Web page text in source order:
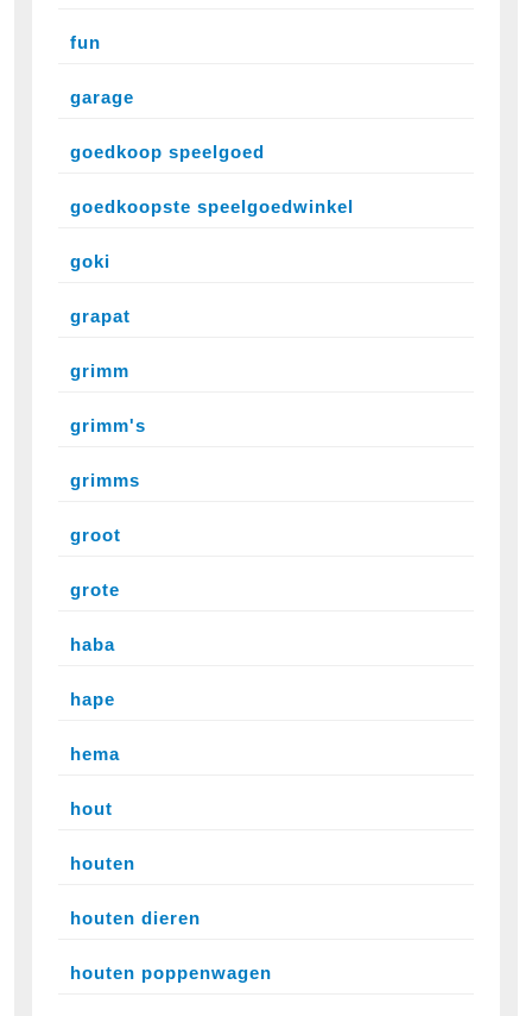
fun
garage
goedkoop speelgoed
goedkoopste speelgoedwinkel
goki
grapat
grimm
grimm's
grimms
groot
grote
haba
hape
hema
hout
houten
houten dieren
houten poppenwagen